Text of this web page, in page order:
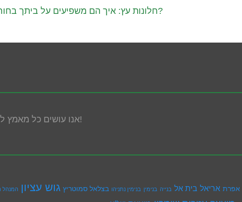
חלונות עץ: איך הם משפיעים על ביתך בחורף?
אנו עושים כל מאמץ להשלים את הנגשת האתר! במידה ונתקלת בבעיה אנא פנה אלינו!
אפרת אריאל בית אל בנייה בנימין בנימין נתניהו בצלאל סמוטריץ גוש עציון המנהל